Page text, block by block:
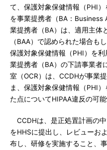
て、保護対象保健情報（PHI
を事業提携者（BA：
業提携者（BA）は、適用主体
（BAA）で認められた場合も
保護対象保健情報（PHI）を
業提携者（BA）の下請事業者
室（OCR）は、CCDHが事業
ま、保護対象保健情報（PHI
た点についてHIPAA違反の可
CCDHは、是正処置計画の
をHHSに提出し、レビューお
布し、研修を実施すること、